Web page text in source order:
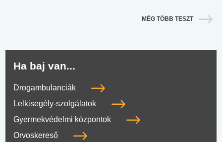
MÉG TÖBB TESZT
Ha baj van...
Drogambulanciák
Lelkisegély-szolgálatok
Gyermekvédelmi központok
Orvoskereső